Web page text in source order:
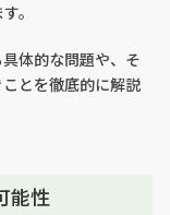
。
体的な問題や、そ
とを徹底的に解説
能性